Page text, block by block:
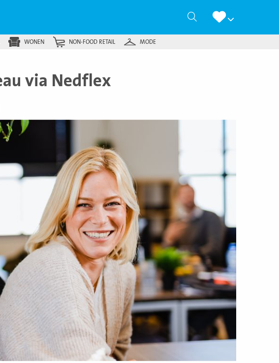
Zoeken
WONEN NON-FOOD RETAIL MODE
via Nedflex